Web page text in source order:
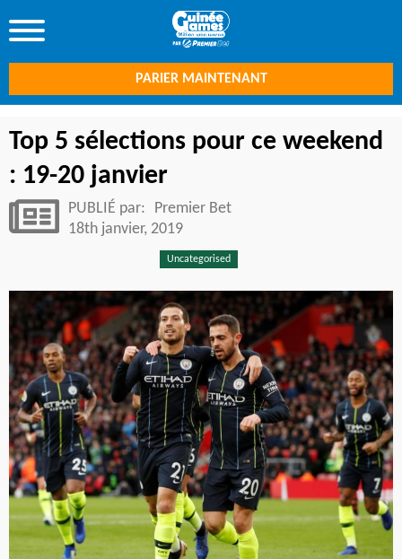
PARIER MAINTENANT
Top 5 sélections pour ce weekend
: 19-20 janvier
PUBLIÉ par:
Premier Bet
18th janvier, 2019
Uncategorised